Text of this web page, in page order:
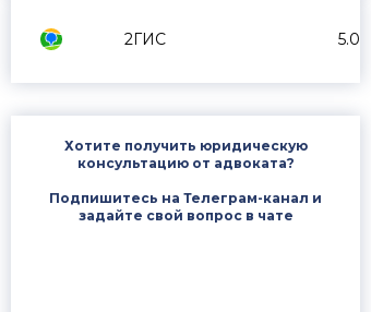
2ГИС 5.0
Хотите получить юридическую
консультацию от адвоката?
Подпишитесь на Телеграм-канал и
задайте свой вопрос в чате